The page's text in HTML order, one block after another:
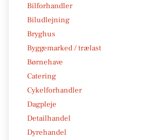
Bilforhandler
Biludlejning
Bryghus
Byggemarked / trælast
Børnehave
Catering
Cykelforhandler
Dagpleje
Detailhandel
Dyrehandel